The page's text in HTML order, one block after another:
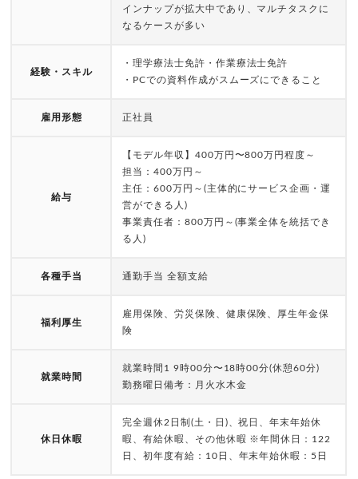
インナップが拡大中であり、マルチタスクに
なるケースが多い
経験・スキル
・理学療法士免許・作業療法士免許
・PCでの資料作成がスムーズにできること
雇用形態 正社員
給与
【モデル年収】400万円〜800万円程度～
担当：400万円～
主任：600万円～(主体的にサービス企画・運
営ができる人)
事業責任者：800万円～(事業全体を統括でき
る人)
各種手当 通勤手当 全額支給
福利厚生
雇用保険、労災保険、健康保険、厚生年金保
険
就業時間
就業時間1 9時00分〜18時00分(休憩60分)
勤務曜日備考：月火水木金
休日休暇
完全週休2日制(土・日)、祝日、年末年始休
暇、有給休暇、その他休暇 ※年間休日：122
日、初年度有給：10日、年末年始休暇：5日